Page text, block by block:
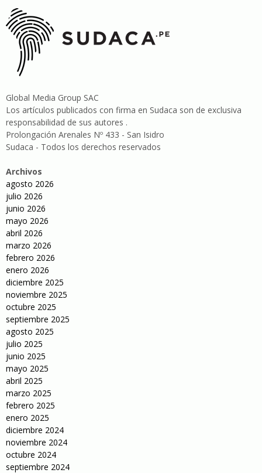
Global Media Group SAC
Los artículos publicados con firma en Sudaca son de exclusiva
responsabilidad de sus autores .
Prolongación Arenales Nº 433 - San Isidro
Sudaca - Todos los derechos reservados
Archivos
agosto 2026
julio 2026
junio 2026
mayo 2026
abril 2026
marzo 2026
febrero 2026
enero 2026
diciembre 2025
noviembre 2025
octubre 2025
septiembre 2025
agosto 2025
julio 2025
junio 2025
mayo 2025
abril 2025
marzo 2025
febrero 2025
enero 2025
diciembre 2024
noviembre 2024
octubre 2024
septiembre 2024